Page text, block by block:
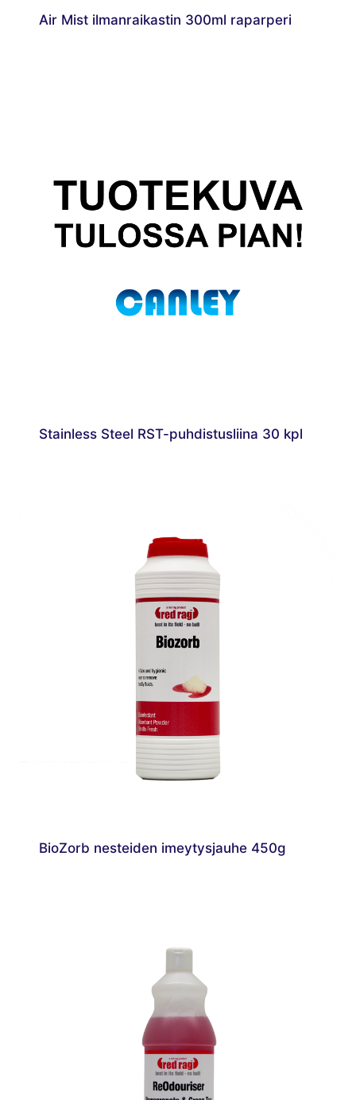
Air Mist ilmanraikastin 300ml raparperi
Stainless Steel RST-puhdistusliina 30 kpl
BioZorb nesteiden imeytysjauhe 450g